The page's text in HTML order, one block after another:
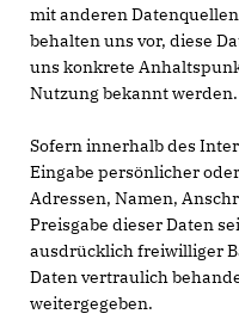
mit anderen
behalten uns vor, diese
uns konkrete
Nutzung bekannt werden.
Sofern innerhalb des
Eingabe persönlicher
Adressen, Namen,
Preisgabe dieser Daten
ausdrücklich freiwilliger
Daten vertraulich
weitergegeben.